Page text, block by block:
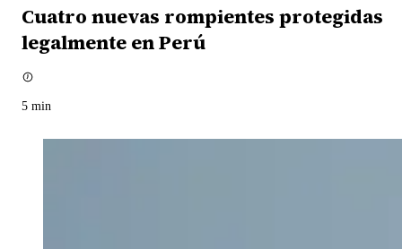
Cuatro nuevas rompientes protegidas
legalmente en Perú
5 min